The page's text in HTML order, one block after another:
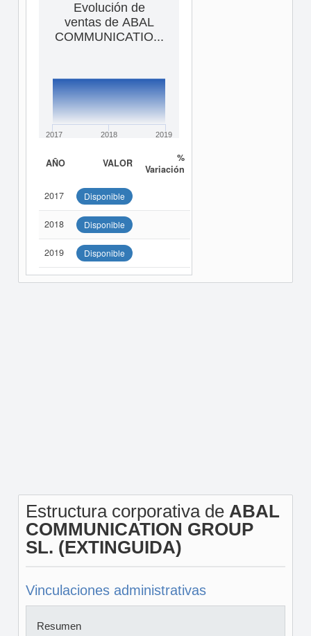
Evolución de
ventas de ABAL
COMMUNICATIO...
2017 2018 2019
AÑO VALOR
%
Variación
2017 Disponible
2018 Disponible
2019 Disponible
Estructura corporativa de ABAL
COMMUNICATION GROUP
SL. (EXTINGUIDA)
Vinculaciones administrativas
Resumen